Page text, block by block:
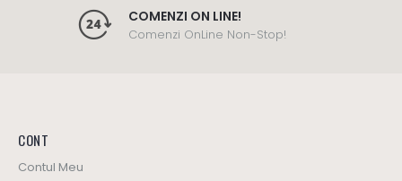
COMENZI ON LINE!
Comenzi OnLine Non-Stop!
CONT
Contul Meu